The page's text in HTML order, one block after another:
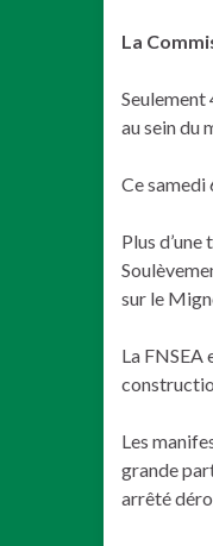
La
Seulement
au sein du
Ce samedi
Plus
sur le
La FNSEA
Les
grande
arrêté